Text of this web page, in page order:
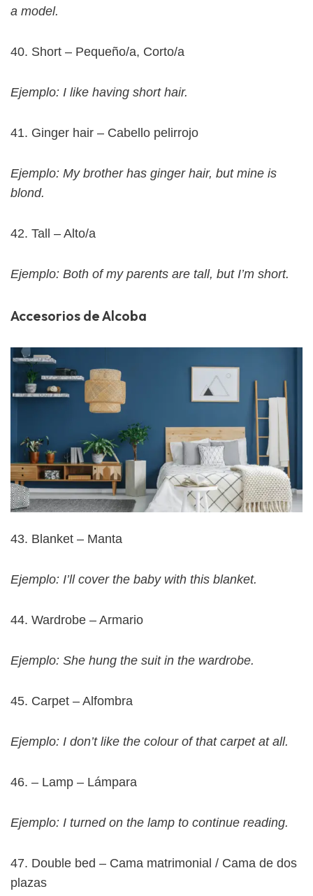
a model.
40. Short – Pequeño/a, Corto/a
Ejemplo: I like having short hair.
41. Ginger hair – Cabello pelirrojo
Ejemplo: My brother has ginger hair, but mine is
blond.
42. Tall – Alto/a
Ejemplo: Both of my parents are tall, but I’m short.
Accesorios de Alcoba
43. Blanket – Manta
Ejemplo: I’ll cover the baby with this blanket.
44. Wardrobe – Armario
Ejemplo: She hung the suit in the wardrobe.
45. Carpet – Alfombra
Ejemplo: I don’t like the colour of that carpet at all.
46. – Lamp – Lámpara
Ejemplo: I turned on the lamp to continue reading.
47. Double bed – Cama matrimonial / Cama de dos
plazas